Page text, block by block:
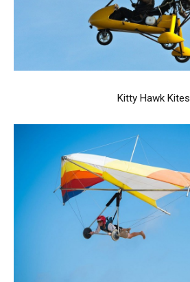
Kitty Hawk Kites